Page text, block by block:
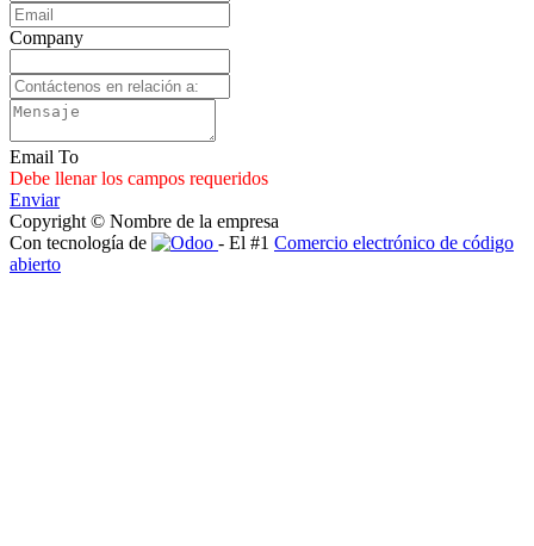
Company
Email To
Debe llenar los campos requeridos
Enviar
Copyright © Nombre de la empresa
Con tecnología de
- El #1 Comercio electrónico de código
abierto